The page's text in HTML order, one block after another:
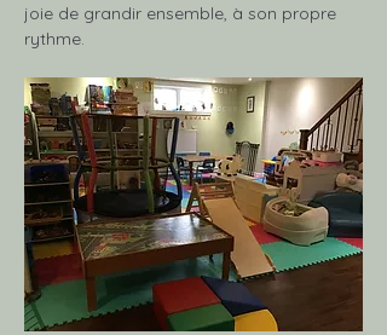
joie de grandir ensemble, à son propre
rythme.